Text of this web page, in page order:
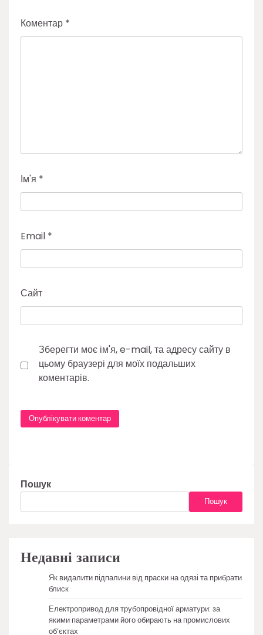
Коментар *
Ім'я *
Email *
Сайт
Зберегти моє ім'я, e-mail, та адресу сайту в
цьому браузері для моїх подальших
коментарів.
Пошук
Пошук
Недавні записи
Як видалити підпалини від праски на одязі та прибрати
блиск
Електропривод для трубопровідної арматури: за
якими параметрами його обирають на промислових
об’єктах